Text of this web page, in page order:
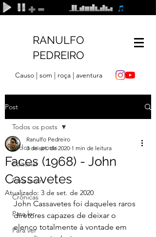
RANULFO
PEDREIRO
Causo | som | roça | aventura
Post
Todos os posts
Editorial
Para ouvir
Crônicas
Para ler
Para ver
Todos os posts
Faces (1968) - John
Cassavetes
Ranulfo Pedreiro
3 de set. de 2020 1 min de leitura
Atualizado: 3 de set. de 2020
John Cassavetes foi daqueles raros
diretores capazes de deixar o
elenco totalmente à vontade em